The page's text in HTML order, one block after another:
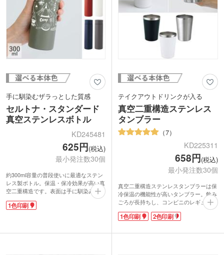
手に馴染むザラっとした質感
セルトナ・スタンダード
真空ステンレスボトル
KD245481
625円(税込)
最小発注数30個
約300ml容量の普段使いに最適なステン
レス製ボトル。保温・保冷効果が高い真
空二重構造です。表面は手に馴染みやす
いザラっとした質感。シンプルながらも
おしゃれなデザインです。
に。印刷範囲が広く存在感抜群の回転シ
1色印刷
テイクアウトドリンクが入る
真空二重構造ステンレス
タンブラー
7
KD225311
658円(税込)
最小発注数30個
真空二重構造ステンレスタンブラーは保
冷保温の機能性が高いタンブラー。飲み
ごろが長持ちし、コンビニのレギュラー
サイズのカップがすっぽり収まります。
デスク周りに置いていても結露で水浸し
ラック・シルバー・ホワイトの3色のご
1色印刷 2色印刷